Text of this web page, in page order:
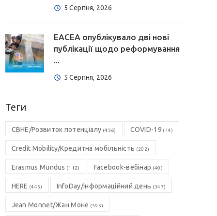
5 Серпня, 2026
EACEA опублікувало дві нові
публікації щодо реформування
...
5 Серпня, 2026
Теги
CBHE/Розвиток потенціалу (456) COVID-19 (14)
Credit Mobility/Кредитна мобільність (202)
Erasmus Mundus (112) Facebook-вебінар (40)
HERE (445) InfoDay/Інформаційний день (347)
Jean Monnet/Жан Моне (593)